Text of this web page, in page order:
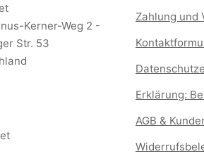
Kerner-Weg 2 -
Str. 53
Zahlung und
Erklärung:
AGB &